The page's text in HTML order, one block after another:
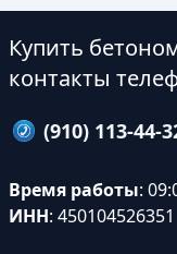
Купить
контакты
(910) 113-44-
Время работы:
ИНН: 450104526351